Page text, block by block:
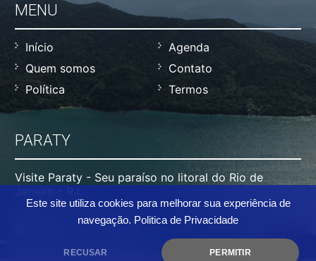
Este site utiliza cookies para melhorar sua experiência de
navegação. Politica de Privacidade
RECUSAR PERMITIR
MENU
Início
Agenda
Quem somos
Contato
Política
Termos
PARATY
Visite Paraty - Seu paraíso no litoral do Rio de